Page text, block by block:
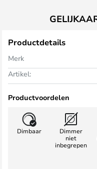
Productdetails
Merk
Artikel:
Productvoordelen
Dimbaar
Dimmer
niet
inbegrepen